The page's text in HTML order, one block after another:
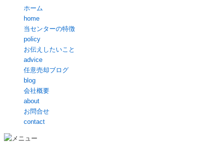
ホーム
home
当センターの特徴
policy
お伝えしたいこと
advice
任意売却ブログ
blog
会社概要
about
お問合せ
contact